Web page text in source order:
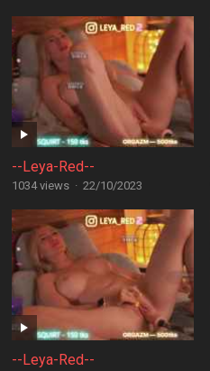
--Leya-Red--
1034 views · 22/10/2023
--Leya-Red--